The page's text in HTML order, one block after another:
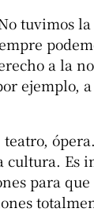
tuvimos
a la
ejemplo,
cultura. Es
para que